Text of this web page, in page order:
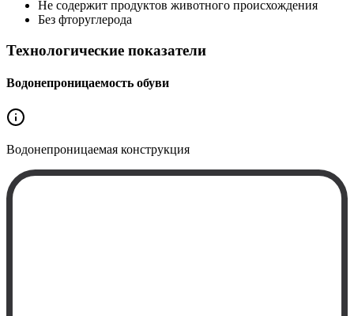
Не содержит продуктов животного происхождения
Без фторуглерода
Технологические показатели
Водонепроницаемость обуви
Водонепроницаемая конструкция